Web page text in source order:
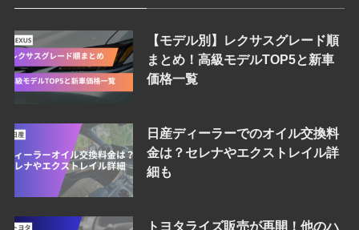
【モデル別】レクサスグレード順
まとめ！高級モデルTOP5と新車
価格一覧
日産ディーラーでのオイル交換料
金は？セレナやエクストレイル詳
細も
トヨタライズ販売が再開！他のハ